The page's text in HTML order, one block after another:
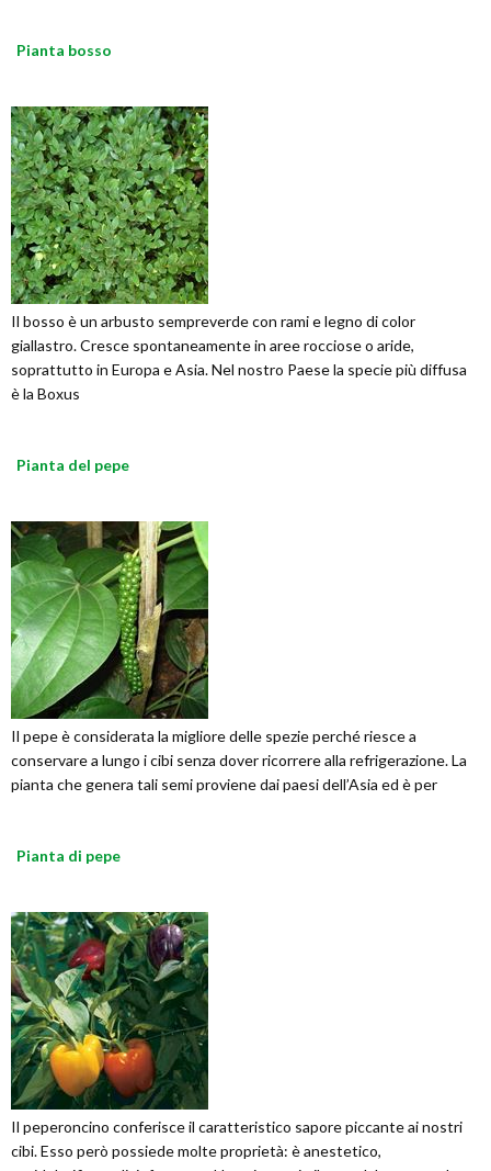
Pianta bosso
Il bosso è un arbusto sempreverde con rami e legno di color
giallastro. Cresce spontaneamente in aree rocciose o aride,
soprattutto in Europa e Asia. Nel nostro Paese la specie più diffusa
è la Boxus
Pianta del pepe
Il pepe è considerata la migliore delle spezie perché riesce a
conservare a lungo i cibi senza dover ricorrere alla refrigerazione. La
pianta che genera tali semi proviene dai paesi dell’Asia ed è per
Pianta di pepe
Il peperoncino conferisce il caratteristico sapore piccante ai nostri
cibi. Esso però possiede molte proprietà: è anestetico,